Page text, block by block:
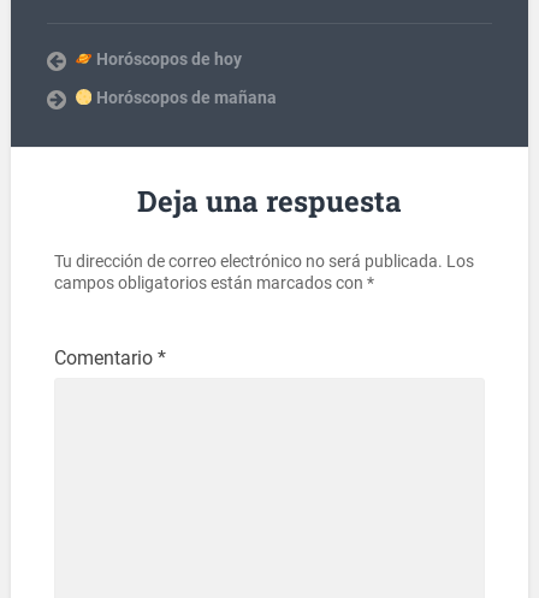
Horóscopos de hoy
Horóscopos de mañana
Deja una respuesta
Tu dirección de correo electrónico no será publicada. Los
campos obligatorios están marcados con *
Comentario *